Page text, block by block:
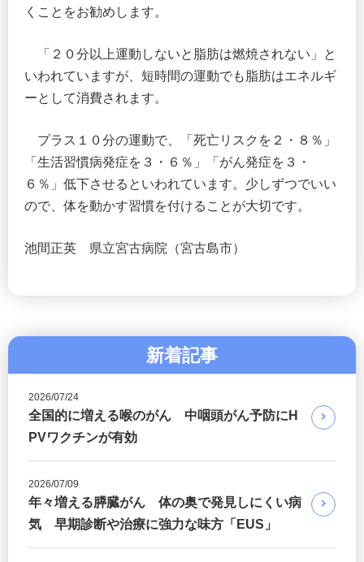
くことをお勧めします。
「２０分以上運動しないと脂肪は燃焼されない」と
いわれていますが、短時間の運動でも脂肪はエネルギ
ーとして消費されます。
プラス１０分の運動で、「死亡リスクを２・８％」
「生活習慣病発症を３・６％」「がん発症を３・
６％」低下させるといわれています。少しずつでいい
ので、体を動かす習慣を付けることが大切です。
池間正英 県立宮古病院（宮古島市）
新着記事
2026/07/24
全国的に増える喉のがん 中咽頭がん予防にH
PVワクチンが有効
2026/07/09
年々増える膵臓がん 体の奥で発見しにくい病
気 早期診断や治療に強力な味方「EUS」